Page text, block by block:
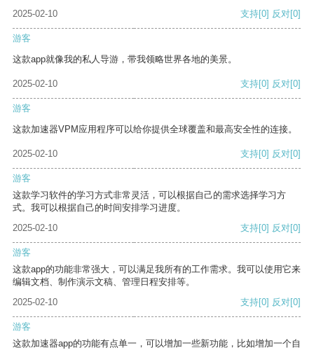
2025-02-10 支持[0] 反对[0]
游客
这款app就像我的私人导游，带我领略世界各地的美景。
2025-02-10 支持[0] 反对[0]
游客
这款加速器VPM应用程序可以给你提供全球覆盖和最高安全性的连接。
2025-02-10 支持[0] 反对[0]
游客
这款学习软件的学习方式非常灵活，可以根据自己的需求选择学习方
式。我可以根据自己的时间安排学习进度。
2025-02-10
支持[0] 反对[0]
游客
这款app的功能非常强大，可以满足我所有的工作需求。我可以使用它来
编辑文档、制作演示文稿、管理日程安排等。
2025-02-10
支持[0] 反对[0]
游客
这款加速器app的功能有点单一，可以增加一些新功能，比如增加一个自